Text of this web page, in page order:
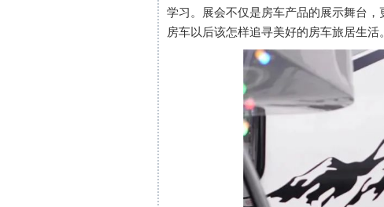
学习。展会不仅是房车产品的展示舞台
房车以后该怎样追寻美好的房车旅居生活。